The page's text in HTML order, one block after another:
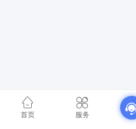
首页 服务